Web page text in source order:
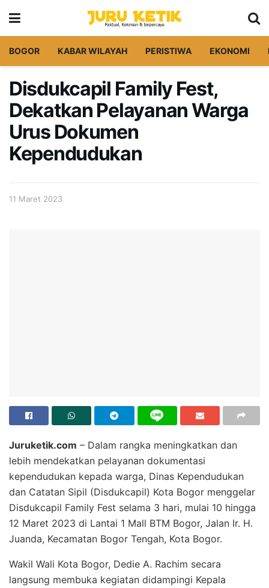
BOGOR KABAR WILAYAH PERISTIWA EKONOMI
Disdukcapil Family Fest,
Dekatkan Pelayanan Warga
Urus Dokumen
Kependudukan
11 Maret 2023
Juruketik.com – Dalam rangka meningkatkan dan
lebih mendekatkan pelayanan dokumentasi
kependudukan kepada warga, Dinas Kependudukan
dan Catatan Sipil (Disdukcapil) Kota Bogor menggelar
Disdukcapil Family Fest selama 3 hari, mulai 10 hingga
12 Maret 2023 di Lantai 1 Mall BTM Bogor, Jalan Ir. H.
Juanda, Kecamatan Bogor Tengah, Kota Bogor.
Wakil Wali Kota Bogor, Dedie A. Rachim secara
langsung membuka kegiatan didampingi Kepala